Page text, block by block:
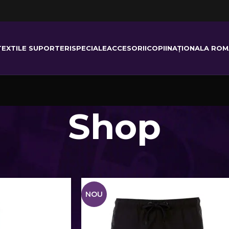
SUPORTERISPECIALEACCESORIICOPIINAȚIONALA
Shop
NOU